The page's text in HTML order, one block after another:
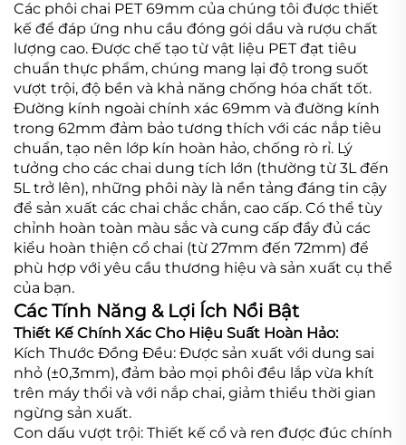
Các phôi chai PET 69mm của chúng tôi được thiết
kế để đáp ứng nhu cầu đóng gói dầu và rượu chất
lượng cao. Được chế tạo từ vật liệu PET đạt tiêu
chuẩn thực phẩm, chúng mang lại độ trong suốt
vượt trội, độ bền và khả năng chống hóa chất tốt.
Đường kính ngoài chính xác 69mm và đường kính
trong 62mm đảm bảo tương thích với các nắp tiêu
chuẩn, tạo nên lớp kín hoàn hảo, chống rò rỉ. Lý
tưởng cho các chai dung tích lớn (thường từ 3L đến
5L trở lên), những phôi này là nền tảng đáng tin cậy
để sản xuất các chai chắc chắn, cao cấp. Có thể tùy
chỉnh hoàn toàn màu sắc và cung cấp đầy đủ các
kiểu hoàn thiện cổ chai (từ 27mm đến 72mm) để
phù hợp với yêu cầu thương hiệu và sản xuất cụ thể
của bạn.
Các Tính Năng & Lợi Ích Nổi Bật
Thiết Kế Chính Xác Cho Hiệu Suất Hoàn Hảo:
Kích Thước Đồng Đều: Được sản xuất với dung sai
nhỏ (±0,3mm), đảm bảo mọi phôi đều lắp vừa khít
trên máy thổi và với nắp chai, giảm thiểu thời gian
ngừng sản xuất.
Con dấu vượt trội: Thiết kế cổ và ren được đúc chính